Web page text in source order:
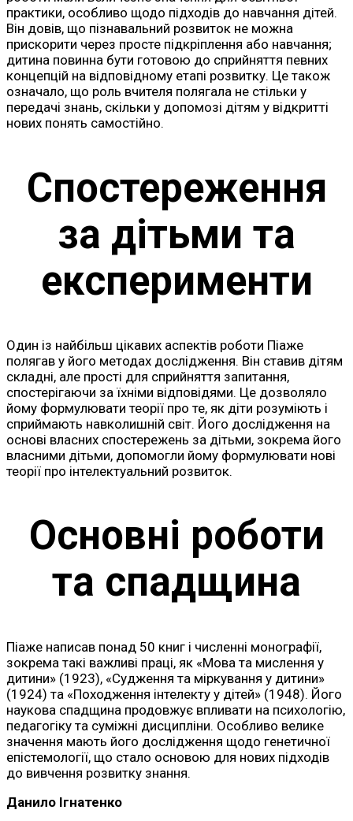
практики, особливо щодо підходів до навчання дітей.
Він довів, що пізнавальний розвиток не можна
прискорити через просте підкріплення або навчання;
дитина повинна бути готовою до сприйняття певних
концепцій на відповідному етапі розвитку. Це також
означало, що роль вчителя полягала не стільки у
передачі знань, скільки у допомозі дітям у відкритті
нових понять самостійно.
Спостереження
за дітьми та
експерименти
Один із найбільш цікавих аспектів роботи Піаже
полягав у його методах дослідження. Він ставив дітям
складні, але прості для сприйняття запитання,
спостерігаючи за їхніми відповідями. Це дозволяло
йому формулювати теорії про те, як діти розуміють і
сприймають навколишній світ. Його дослідження на
основі власних спостережень за дітьми, зокрема його
власними дітьми, допомогли йому формулювати нові
теорії про інтелектуальний розвиток.
Основні роботи
та спадщина
Піаже написав понад 50 книг і численні монографії,
зокрема такі важливі праці, як «Мова та мислення у
дитини» (1923), «Судження та міркування у дитини»
(1924) та «Походження інтелекту у дітей» (1948). Його
наукова спадщина продовжує впливати на психологію,
педагогіку та суміжні дисципліни. Особливо велике
значення мають його дослідження щодо генетичної
епістемології, що стало основою для нових підходів
до вивчення розвитку знання.
Данило Ігнатенко